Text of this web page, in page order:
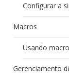
Configurar a
Macros
Usando
Gerenciamento